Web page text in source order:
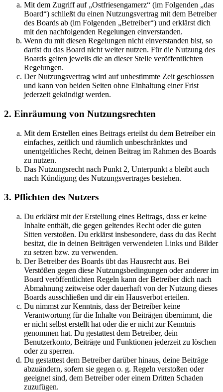
Mit dem Zugriff auf „Ostfriesengamerz“ (im Folgenden „das
Board“) schließt du einen Nutzungsvertrag mit dem Betreiber
des Boards ab (im Folgenden „Betreiber“) und erklärst dich
mit den nachfolgenden Regelungen einverstanden.
Wenn du mit diesen Regelungen nicht einverstanden bist, so
darfst du das Board nicht weiter nutzen. Für die Nutzung des
Boards gelten jeweils die an dieser Stelle veröffentlichten
Regelungen.
Der Nutzungsvertrag wird auf unbestimmte Zeit geschlossen
und kann von beiden Seiten ohne Einhaltung einer Frist
jederzeit gekündigt werden.
2. Einräumung von Nutzungsrechten
Mit dem Erstellen eines Beitrags erteilst du dem Betreiber ein
einfaches, zeitlich und räumlich unbeschränktes und
unentgeltliches Recht, deinen Beitrag im Rahmen des Boards
zu nutzen.
Das Nutzungsrecht nach Punkt 2, Unterpunkt a bleibt auch
nach Kündigung des Nutzungsvertrages bestehen.
3. Pflichten des Nutzers
Du erklärst mit der Erstellung eines Beitrags, dass er keine
Inhalte enthält, die gegen geltendes Recht oder die guten
Sitten verstoßen. Du erklärst insbesondere, dass du das Recht
besitzt, die in deinen Beiträgen verwendeten Links und Bilder
zu setzen bzw. zu verwenden.
Der Betreiber des Boards übt das Hausrecht aus. Bei
Verstößen gegen diese Nutzungsbedingungen oder anderer im
Board veröffentlichten Regeln kann der Betreiber dich nach
Abmahnung zeitweise oder dauerhaft von der Nutzung dieses
Boards ausschließen und dir ein Hausverbot erteilen.
Du nimmst zur Kenntnis, dass der Betreiber keine
Verantwortung für die Inhalte von Beiträgen übernimmt, die
er nicht selbst erstellt hat oder die er nicht zur Kenntnis
genommen hat. Du gestattest dem Betreiber, dein
Benutzerkonto, Beiträge und Funktionen jederzeit zu löschen
oder zu sperren.
Du gestattest dem Betreiber darüber hinaus, deine Beiträge
abzuändern, sofern sie gegen o. g. Regeln verstoßen oder
geeignet sind, dem Betreiber oder einem Dritten Schaden
zuzufügen.